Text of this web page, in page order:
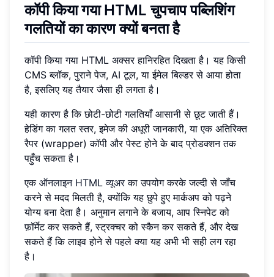
कॉपी किया गया HTML चुपचाप पब्लिशिंग
गलतियों का कारण क्यों बनता है
कॉपी किया गया HTML अक्सर हानिरहित दिखता है। यह किसी
CMS ब्लॉक, पुराने पेज, AI टूल, या ईमेल बिल्डर से आया होता
है, इसलिए यह तैयार जैसा ही लगता है।
यही कारण है कि छोटी-छोटी गलतियाँ आसानी से छूट जाती हैं।
हेडिंग का गलत स्तर, इमेज की अधूरी जानकारी, या एक अतिरिक्त
रैपर (wrapper) कॉपी और पेस्ट होने के बाद प्रोडक्शन तक
पहुँच सकता है।
एक ऑनलाइन HTML व्यूअरका उपयोग करके जल्दी से जाँच
करने से मदद मिलती है, क्योंकि यह छुपे हुए मार्कअप को पढ़ने
योग्य बना देता है। अनुमान लगाने के बजाय, आप स्निपेट को
फ़ॉर्मेट कर सकते हैं, स्ट्रक्चर को स्कैन कर सकते हैं, और देख
सकते हैं कि लाइव होने से पहले क्या यह अभी भी सही लग रहा
है।